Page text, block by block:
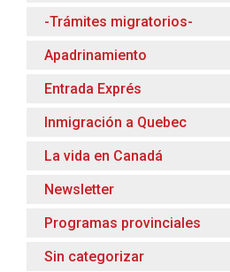
-Trámites migratorios-
Apadrinamiento
Entrada Exprés
Inmigración a Quebec
La vida en Canadá
Newsletter
Programas provinciales
Sin categorizar